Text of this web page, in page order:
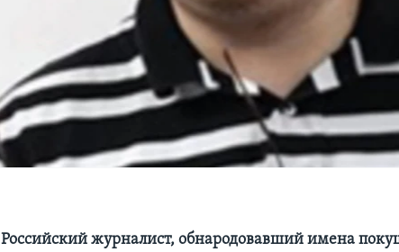
Российский журналист, обнародовавший имена